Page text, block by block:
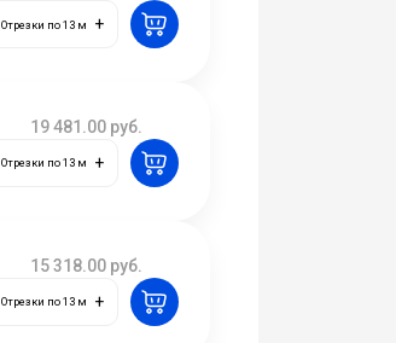
Отрезки по 13 м +
19 481.00 руб.
Отрезки по 13 м +
15 318.00 руб.
Отрезки по 13 м +